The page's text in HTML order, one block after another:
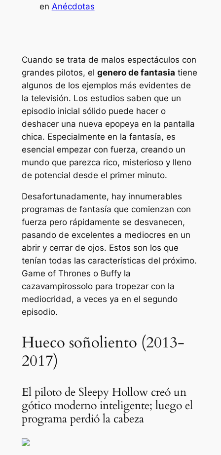
en Anécdotas
Cuando se trata de malos espectáculos con
grandes pilotos, el genero de fantasia tiene
algunos de los ejemplos más evidentes de
la televisión. Los estudios saben que un
episodio inicial sólido puede hacer o
deshacer una nueva epopeya en la pantalla
chica. Especialmente en la fantasía, es
esencial empezar con fuerza, creando un
mundo que parezca rico, misterioso y lleno
de potencial desde el primer minuto.
Desafortunadamente, hay innumerables
programas de fantasía que comienzan con
fuerza pero rápidamente se desvanecen,
pasando de excelentes a mediocres en un
abrir y cerrar de ojos. Estos son los que
tenían todas las características del próximo.
Game of Thrones o Buffy la
cazavampirossolo para tropezar con la
mediocridad, a veces ya en el segundo
episodio.
Hueco soñoliento (2013-
2017)
El piloto de Sleepy Hollow creó un
gótico moderno inteligente; luego el
programa perdió la cabeza